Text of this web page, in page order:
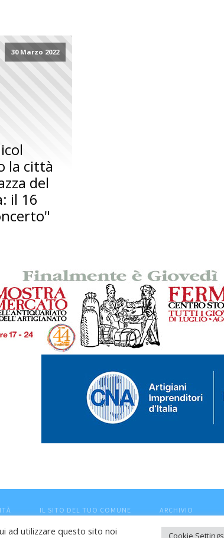
30 Marzo 2022
la città
del
il 16
IL SITO DEL TUO COMUNE ARCHIVIO
ad utilizzare questo sito noi
Cookie Settings